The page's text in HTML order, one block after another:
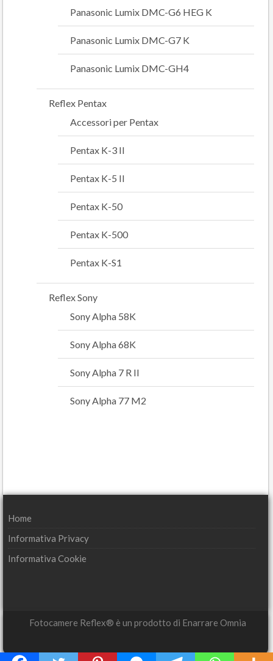
Panasonic Lumix DMC-G6 HEG K
Panasonic Lumix DMC-G7 K
Panasonic Lumix DMC-GH4
Reflex Pentax
Accessori per Pentax
Pentax K-3 II
Pentax K-5 II
Pentax K-50
Pentax K-500
Pentax K-S1
Reflex Sony
Sony Alpha 58K
Sony Alpha 68K
Sony Alpha 7 R II
Sony Alpha 77 M2
Home
Informativa Privacy
Informativa Cookie
Fotocamere Reflex® è un prodotto di Enarrare Omnia